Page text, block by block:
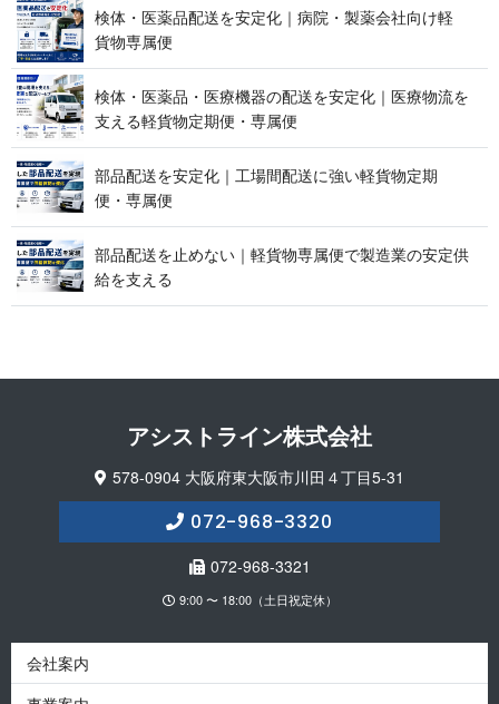
検体・医薬品配送を安定化｜病院・製薬会社向け軽
貨 物 専 属 便
検体・医薬品・医療機器の配送を安定化｜医療物流を
支える軽貨物定期便 ・ 専 属 便
部品配送を安定化｜工場間配送に強い軽貨物定期
便 ・ 専 属 便
部品配送を止めない｜軽貨物専属便で製造業の安定供
給 を 支 え る
アシストライン 株 式 会 社
578-0904 大阪府東大阪市川田４丁目5-31
072-968-3320
072-968-3321
9:00 〜 18:00（土日祝定休）
会社案内